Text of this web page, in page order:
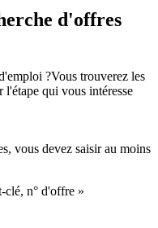
d'offres
?Vous trouverez les
l'étape qui vous intéresse
vous devez saisir au moins
clé, n° d'offre »